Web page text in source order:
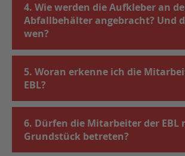
4. Wie werden die Aufkleber an
Abfallbehälter angebracht? Und
wen?
5. Woran erkenne ich die
EBL?
6. Dürfen die Mitarbeiter der EBL
Grundstück betreten?